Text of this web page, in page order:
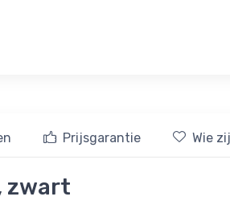
Prijsgarantie Wie
zwart